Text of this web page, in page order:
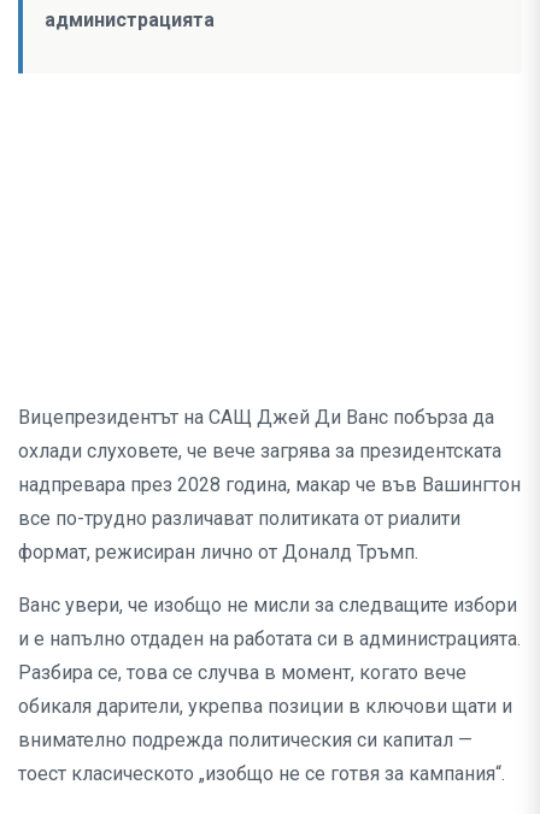
администрацията
Вицепрезидентът на САЩ Джей Ди Ванс побърза да
охлади слуховете, че вече загрява за президентската
надпревара през 2028 година, макар че във Вашингтон
все по-трудно различават политиката от риалити
формат, режисиран лично от Доналд Тръмп.
Ванс увери, че изобщо не мисли за следващите избори
и е напълно отдаден на работата си в администрацията.
Разбира се, това се случва в момент, когато вече
обикаля дарители, укрепва позиции в ключови щати и
внимателно подрежда политическия си капитал —
тоест класическото „изобщо не се готвя за кампания“.